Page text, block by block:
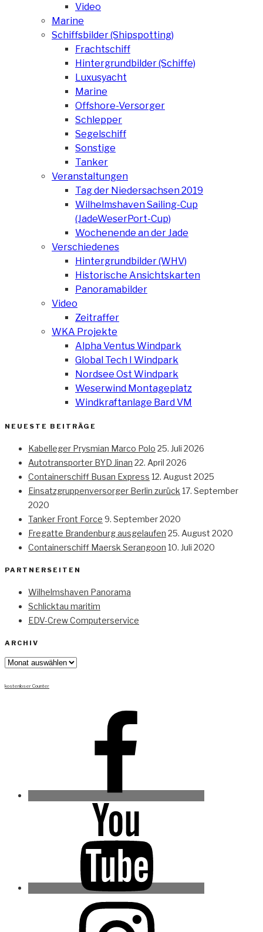
Video
Marine
Schiffsbilder (Shipspotting)
Frachtschiff
Hintergrundbilder (Schiffe)
Luxusyacht
Marine
Offshore-Versorger
Schlepper
Segelschiff
Sonstige
Tanker
Veranstaltungen
Tag der Niedersachsen 2019
Wilhelmshaven Sailing-Cup
(JadeWeserPort-Cup)
Wochenende an der Jade
Verschiedenes
Hintergrundbilder (WHV)
Historische Ansichtskarten
Panoramabilder
Video
Zeitraffer
WKA Projekte
Alpha Ventus Windpark
Global Tech I Windpark
Nordsee Ost Windpark
Weserwind Montageplatz
Windkraftanlage Bard VM
NEUESTE BEITRÄGE
Kabelleger Prysmian Marco Polo 25. Juli 2026
Autotransporter BYD Jinan 22. April 2026
Containerschiff Busan Express 12. August 2025
Einsatzgruppenversorger Berlin zurück 17. September
2020
Tanker Front Force 9. September 2020
Fregatte Brandenburg ausgelaufen 25. August 2020
Containerschiff Maersk Serangoon 10. Juli 2020
PARTNERSEITEN
Wilhelmshaven Panorama
Schlicktau maritim
EDV-Crew Computerservice
ARCHIV
Archiv
kostenloser Counter